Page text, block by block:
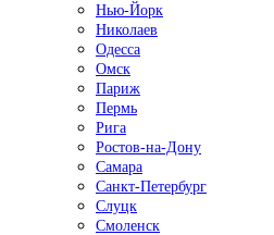
Нью-Йорк
Николаев
Одесса
Омск
Париж
Пермь
Рига
Ростов-на-Дону
Самара
Санкт-Петербург
Слуцк
Смоленск